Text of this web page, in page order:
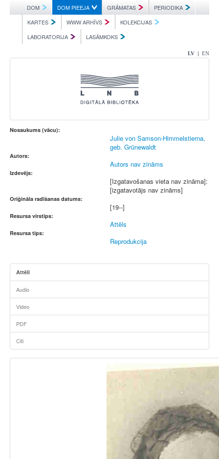
DOM DOM PIEEJA GRĀMATAS
PERIODIKA
KARTES
WWW ARHĪVS
KOLEKCIJAS
LABORATORIJA
LASĀMKOKS
LV | EN
Nosaukums (vācu):
Julie von Samson-Himmelstierna,
geb. Grünewaldt
Autors:
Autors nav zināms
Izdevējs:
[Izgatavošanas vieta nav zināma]:
[izgatavotājs nav zināms]
Oriģināla radīšanas datums:
[19--]
Resursa virstips:
Attēls
Resursa tips:
Reprodukcija
Attēli
Audio
Video
PDF
Citi